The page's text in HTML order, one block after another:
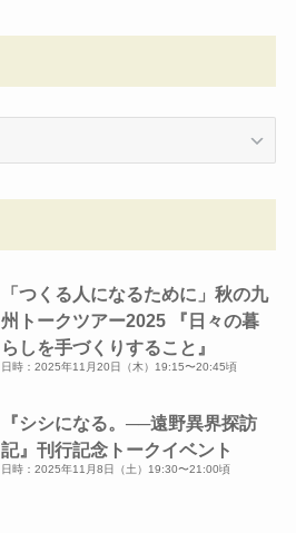
「つくる人になるために」秋の九
州トークツアー2025 『日々の暮
らしを手づくりすること』
日時：2025年11月20日（木）19:15〜20:45頃
『シシになる。──遠野異界探訪
記』刊行記念トークイベント
日時：2025年11月8日（土）19:30〜21:00頃